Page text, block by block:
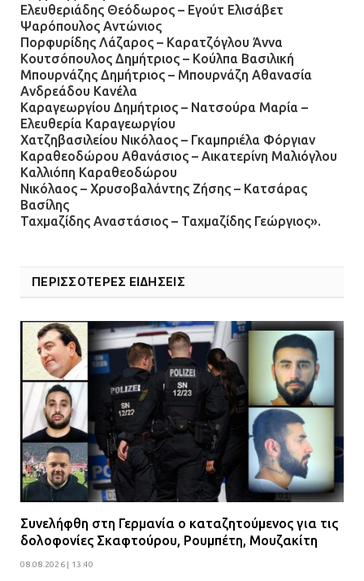
επεμβάσεων
08.07.2026 | 15:02
Ελευθεριάδης Θεόδωρος – Εγούτ Ελισάβετ
Ψαρόπουλος Αντώνιος
Πορφυρίδης Λάζαρος – Καρατζόγλου Άννα
Κουτσόπουλος Δημήτριος – Κούλπα Βασιλική
Μπουρνάζης Δημήτριος – Μπουρνάζη Αθανασία
Ανδρεάδου Κανέλα
Καραγεωργίου Δημήτριος – Νατσούρα Μαρία –
Ελευθερία Καραγεωργίου
Χατζηβασιλείου Νικόλαος – Γκαμπριέλα Φόργιαν
Καραθεοδώρου Αθανάσιος – Αικατερίνη Μαλιόγλου
Καλλιόπη Καραθεοδώρου
Νικόλαος – Χρυσοβαλάντης Ζήσης – Κατσάρας
Βασίλης
Ταχμαζίδης Αναστάσιος – Ταχμαζίδης Γεώργιος».
ΠΕΡΙΣΣΟΤΕΡΕΣ ΕΙΔΗΣΕΙΣ
Συνελήφθη στη Γερμανία ο καταζητούμενος για τις
δολοφονίες Σκαφτούρου, Ρουμπέτη, Μουζακίτη
08.08.2026 | 13:40